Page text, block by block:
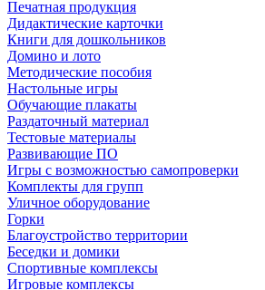
Печатная продукция
Дидактические карточки
Книги для дошкольников
Домино и лото
Методические пособия
Настольные игры
Обучающие плакаты
Раздаточный материал
Тестовые материалы
Развивающие ПО
Игры с возможностью самопроверки
Комплекты для групп
Уличное оборудование
Горки
Благоустройство территории
Беседки и домики
Спортивные комплексы
Игровые комплексы